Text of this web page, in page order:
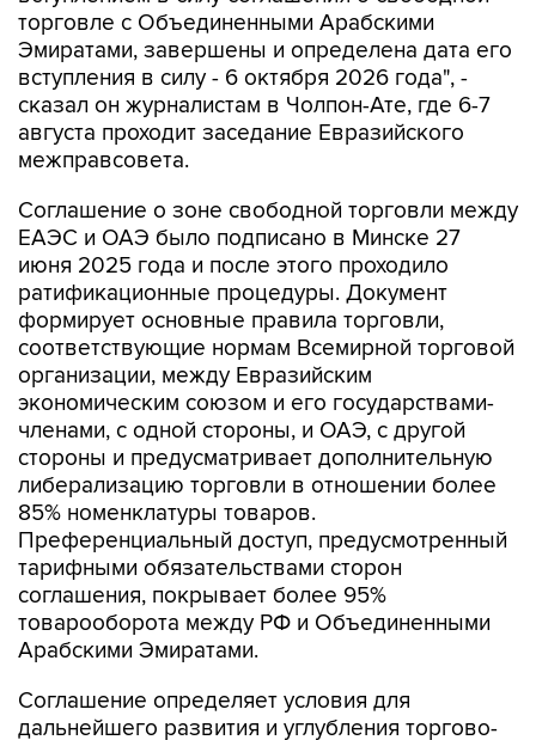
торговле с Объединенными Арабскими
Эмиратами, завершены и определена дата его
вступления в силу - 6 октября 2026 года", -
сказал он журналистам в Чолпон-Ате, где 6-7
августа проходит заседание Евразийского
межправсовета.
Соглашение о зоне свободной торговли между
ЕАЭС и ОАЭ было подписано в Минске 27
июня 2025 года и после этого проходило
ратификационные процедуры. Документ
формирует основные правила торговли,
соответствующие нормам Всемирной торговой
организации, между Евразийским
экономическим союзом и его государствами-
членами, с одной стороны, и ОАЭ, с другой
стороны и предусматривает дополнительную
либерализацию торговли в отношении более
85% номенклатуры товаров.
Преференциальный доступ, предусмотренный
тарифными обязательствами сторон
соглашения, покрывает более 95%
товарооборота между РФ и Объединенными
Арабскими Эмиратами.
Соглашение определяет условия для
дальнейшего развития и углубления торгово-